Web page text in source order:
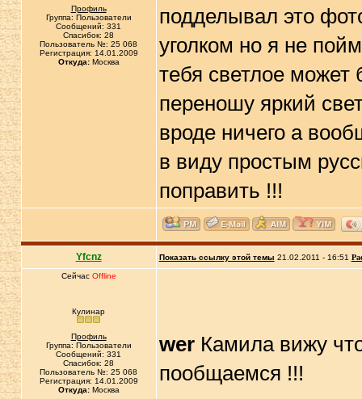
Профиль
Группа: Пользователи
Сообщений: 331
Спасибок: 28
Пользователь №: 25 068
Регистрация: 14.01.2009
Откуда:Москва
подделывал это
уголком но я не
тебя светлое может
переношу яркий
вроде ничего а
в виду простым
поправить !!!
Yfcnz Показать ссылку этой темы 21.02.2011 - 16:51
Сейчас Offline
Кулинар
Профиль
Группа: Пользователи
Сообщений: 331
Спасибок: 28
Пользователь №: 25 068
Регистрация: 14.01.2009
Откуда:Москва
werКамила вижу
пообщаемся !!!